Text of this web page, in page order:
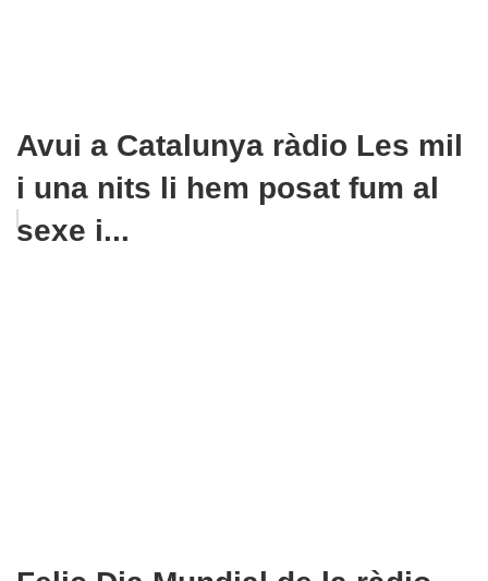
Avui a Catalunya ràdio Les mil
i una nits li hem posat fum al
sexe i...